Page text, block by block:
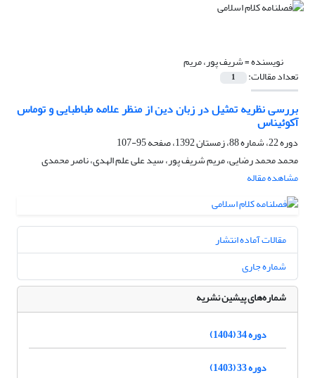
نویسنده =شریف پور، مریم
تعداد مقالات: 1
بررسی نظریه تمثیل در زبان دین از منظر علامه طباطبایی و توماس
آکوئیناس
دوره 22، شماره 88، زمستان 1392، صفحه
95-107
محمد محمد رضایی، مریم شریف پور، سید علی علم الهدی، ناصر محمدی
مشاهده مقاله
مقالات آماده انتشار
شماره جاری
شماره‌های پیشین نشریه
دوره 34 (1404)
دوره 33 (1403)